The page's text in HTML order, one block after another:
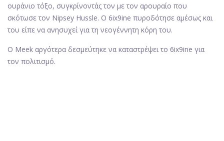
ουράνιο τόξο, συγκρίνοντάς τον με τον αρουραίο που
σκότωσε τον Nipsey Hussle. Ο 6ix9ine πυροδότησε αμέσως και
του είπε να ανησυχεί για τη νεογέννητη κόρη του.
Ο Meek αργότερα δεσμεύτηκε να καταστρέψει το 6ix9ine για
τον πολιτισμό.